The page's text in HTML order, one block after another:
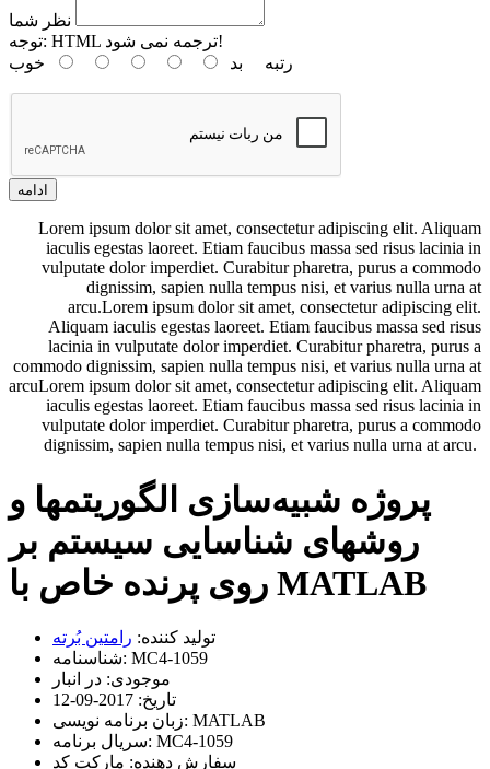
نظر شما
توجه:
HTML ترجمه نمی شود!
رتبه بد خوب
ادامه
Lorem ipsum dolor sit amet, consectetur adipiscing elit. Aliquam
iaculis egestas laoreet. Etiam faucibus massa sed risus lacinia in
vulputate dolor imperdiet. Curabitur pharetra, purus a commodo
dignissim, sapien nulla tempus nisi, et varius nulla urna at
arcu.Lorem ipsum dolor sit amet, consectetur adipiscing elit.
Aliquam iaculis egestas laoreet. Etiam faucibus massa sed risus
lacinia in vulputate dolor imperdiet. Curabitur pharetra, purus a
commodo dignissim, sapien nulla tempus nisi, et varius nulla urna at
arcuLorem ipsum dolor sit amet, consectetur adipiscing elit. Aliquam
iaculis egestas laoreet. Etiam faucibus massa sed risus lacinia in
vulputate dolor imperdiet. Curabitur pharetra, purus a commodo
dignissim, sapien nulla tempus nisi, et varius nulla urna at arcu.
پروژه شبیه‌سازی الگوریتمها و
روشهای شناسایی سیستم بر
روی پرنده خاص با MATLAB
تولید کننده: رامتین بُرته
شناسنامه: MC4-1059
موجودی: در انبار
تاریخ: 2017-09-12
زبان برنامه نویسی: MATLAB
سریال برنامه: MC4-1059
سفارش دهنده: مارکت کد